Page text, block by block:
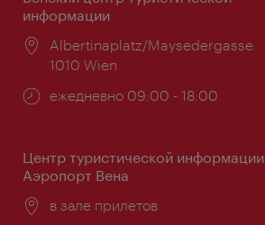
информации
Расположение:
Albertinaplatz/Maysedergasse
1010 Wien
Часы
ежедневно 09:00 - 18:00
Центр туристической информации
Аэропорт Вена
Расположение:
в зале прилетов